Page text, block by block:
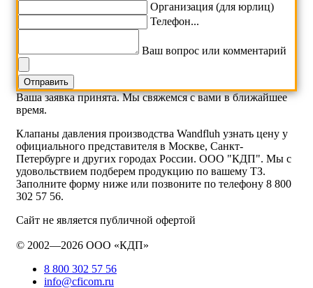
Организация (для юрлиц)
Телефон...
Ваш вопрос или комментарий
Ваша заявка принята. Мы свяжемся с вами в ближайшее
время.
Клапаны давления производства Wandfluh узнать цену у
официального представителя в Москве, Санкт-
Петербурге и других городах России. ООО "КДП". Мы с
удовольствием подберем продукцию по вашему ТЗ.
Заполните форму ниже или позвоните по телефону 8 800
302 57 56.
Сайт не является публичной офертой
© 2002—2026 ООО «КДП»
8 800 302 57 56
info@cficom.ru